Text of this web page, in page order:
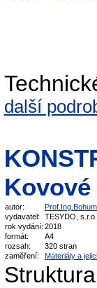
další
autor:
vydavatel:
TESYDO, s.r.o.
rok vydání: 2018
formát:
A4
rozsah:
320 stran
zaměření:
Materiály a